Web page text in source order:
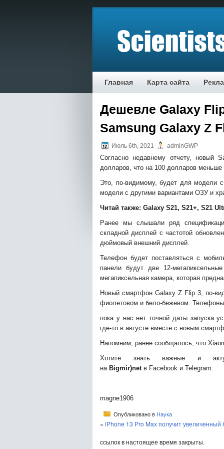
Главная Карта сайта
Дешевле Galaxy
Samsung Galaxy Z
Июль 6th, 2021 adminGWP
Согласно недавнему отчету, новый
долларов, что на 100 долларов
Это, по-видимому, будет для модели
модели с другими вариантами ОЗУ и
Читай также: Galaxy S21, S21+, S21
Ранее мы слышали ряд
складной дисплей с частотой
дюймовый внешний дисплей.
Телефон будет поставляться с
панели будут две 12-
мегапиксельная камера, которая
Новый смартфон Galaxy Z Flip 3, по-
фиолетовом и бело-бежевом. Телефоны
пока у нас нет точной даты запуска
где-то в августе вместе с новым
Напомним, ранее сообщалось, что
Хотите знать важные и
на Bigmir)netв Facebook и Telegram.
magne1906
Опубликовано в Наука
« iPhone 13 Pro Max получит увеличенный
ссылок в настоящее время закрыты.